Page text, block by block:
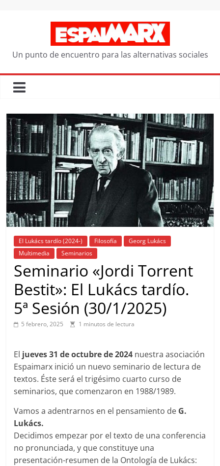
Un punto de encuentro para las alternativas sociales
El Lukács tardío (2024-) Filosofía
Georg Lukács
Multimedia
Seminarios
Seminario «Jordi Torrent
Bestit»: El Lukács tardío.
5ª Sesión (30/1/2025)
5 febrero, 2025 1 minutos de lectura
El jueves 31 de octubre de 2024 nuestra asociación
Espaimarx inició un nuevo seminario de lectura de
textos. Éste será el trigésimo cuarto curso de
seminarios, que comenzaron en 1988/1989.
Vamos a adentrarnos en el pensamiento de G.
Lukács.
Decidimos empezar por el texto de una conferencia
no pronunciada, y que constituye una
presentación-resumen de la Ontología de Lukács: